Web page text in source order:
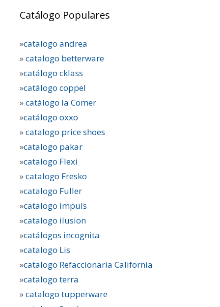
Catálogo Populares
»catalogo andrea
»catalogo betterware
»catálogo cklass
»catálogo coppel
»catálogo la Comer
»catálogo oxxo
»catalogo price shoes
»catalogo pakar
»catalogo Flexi
»catalogo Fresko
»catalogo Fuller
»catalogo impuls
»catalogo ilusion
»catálogos incognita
»catalogo Lis
»catalogo Refaccionaria California
»catalogo terra
»catalogo tupperware